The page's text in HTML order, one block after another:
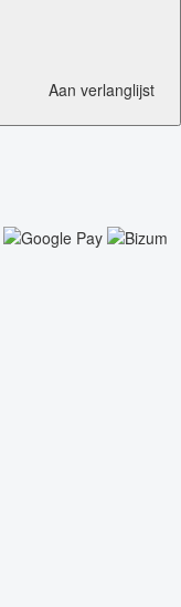
Aan verlanglijst